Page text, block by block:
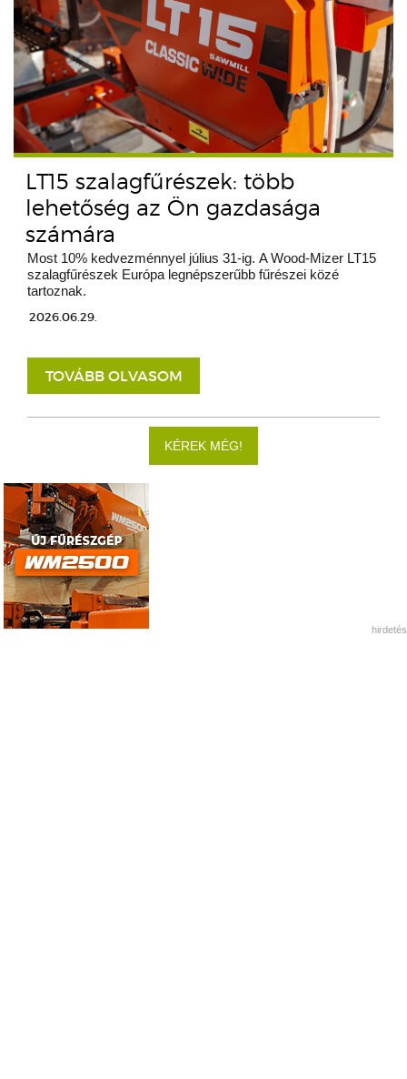
LT15 szalagfűrészek: több
lehetőség az Ön gazdasága
számára
Most 10% kedvezménnyel július 31-ig. A Wood-Mizer LT15
szalagfűrészek Európa legnépszerűbb fűrészei közé
tartoznak.
2026.06.29.
TOVÁBB OLVASOM
KÉREK MÉG!
hirdetés